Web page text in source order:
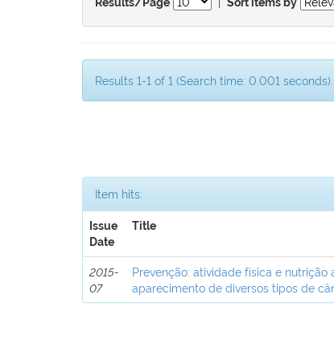
Results/Page Sort items by
Results 1-1 of 1 (Search time: 0.001 seconds).
Item hits:
Issue
Date
Title
2015-
07
Prevenção: atividade física e nutrição
aparecimento de diversos tipos de